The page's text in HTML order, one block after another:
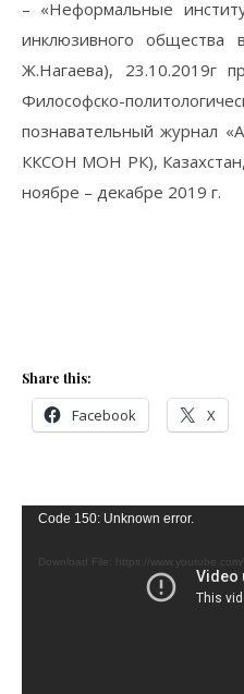
– «Неформальные
инклюзивного общества
Ж.Нагаева), 23.10.2019г
Философско-
познавательный журнал
ККСОН МОН РК), Казахстан,
ноябре – декабре 2019 г.
Share this:
Facebook X
Video
Code 150: Unknown error.
Download File: https://